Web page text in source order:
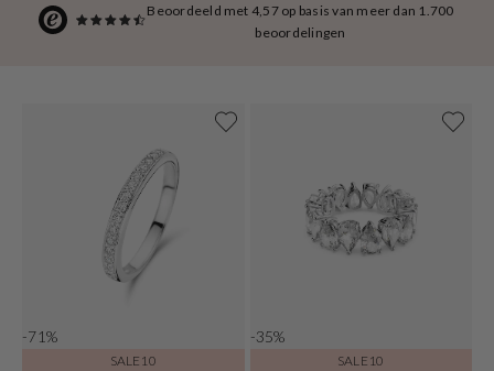
Beoordeeld met 4,57 op basis van meer dan 1.700
beoordelingen
-71%
SALE10
-35%
SALE10